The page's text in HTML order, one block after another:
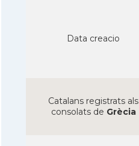
Data creacio
Catalans registrats als
consolats de Grècia